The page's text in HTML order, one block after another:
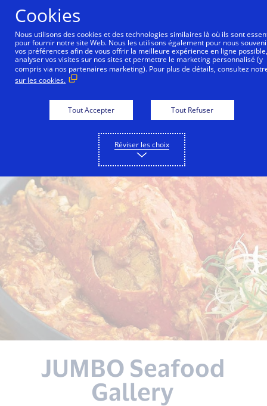
Back to City Guide Les Amis National Kitchen
JUMBO Seafood
Gallery
Cookies
Nous utilisons des cookies et des technologies similaires là où ils sont
pour fournir notre site Web. Nous les utilisons également pour nous
vos préférences afin de vous offrir la meilleure expérience en ligne
analyser vos visites sur nos sites et permettre le marketing personnalisé (y
compris via nos partenaires marketing). Pour plus de détails, consultez
sur les cookies.
Tout Accepter Tout Refuser
Réviser les choix